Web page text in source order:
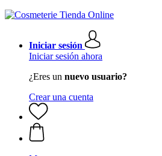
Iniciar sesión
Iniciar sesión ahora
¿Eres un nuevo usuario?
Crear una cuenta